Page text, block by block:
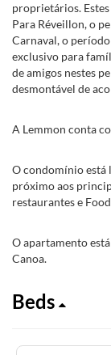
proprietários. Estes
Para Réveillon, o
Carnaval, o
exclusivo para
de amigos nestes
desmontável de
A Lemmon conta
O condomínio está
próximo aos
restaurantes e
O apartamento
Canoa.
Beds